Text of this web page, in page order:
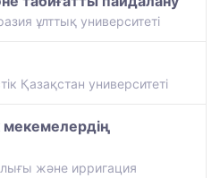
ұлттық университеті
Қазақстан университеті
мекемелердің
және ирригация